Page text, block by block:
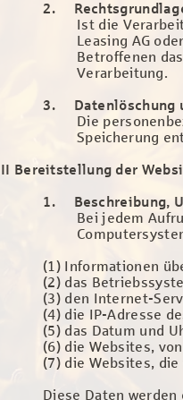
2.
Ist die
Leasing AG
Betroffenen
Verarbeitung.
3.
Datenlöschung
Die
Speicherung
II Bereitstellung der
1.
Beschreibung,
Bei jedem
(1) Informationen
(2) das
(3) den Internet-
(4) die IP-Adresse
(5) das Datum und
(6) die Websites,
(7) die Websites,
Diese Daten